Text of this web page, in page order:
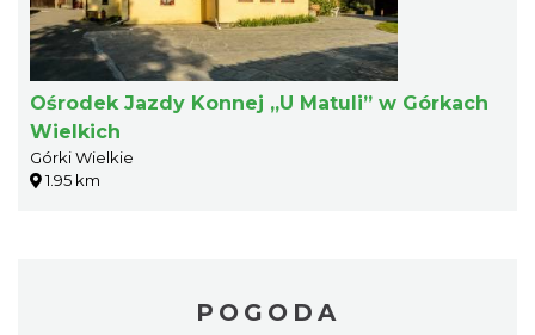
Ośrodek Jazdy Konnej „U Matuli” w Górkach
Wielkich
Górki Wielkie
1.95 km
POGODA